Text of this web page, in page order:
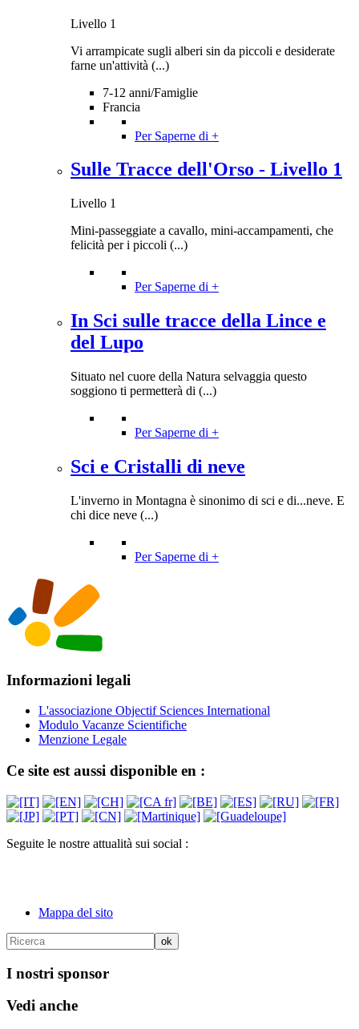
Livello 1
Vi arrampicate sugli alberi sin da piccoli e desiderate
farne un'attività (...)
7-12 anni/Famiglie
Francia
Per Saperne di +
Sulle Tracce dell'Orso - Livello 1
Livello 1
Mini-passeggiate a cavallo, mini-accampamenti, che
felicità per i piccoli (...)
Per Saperne di +
In Sci sulle tracce della Lince e
del Lupo
Situato nel cuore della Natura selvaggia questo
soggiono ti permetterà di (...)
Per Saperne di +
Sci e Cristalli di neve
L'inverno in Montagna è sinonimo di sci e di...neve. E
chi dice neve (...)
Per Saperne di +
Informazioni legali
L'associazione Objectif Sciences International
Modulo Vacanze Scientifiche
Menzione Legale
Ce site est aussi disponible en :
Seguite le nostre attualità sui social :
Mappa del sito
I nostri sponsor
Vedi anche